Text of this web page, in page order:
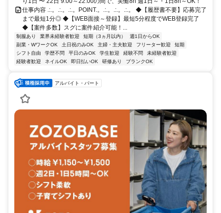
仕事内容 .:.。.:.。.:.。POINT.。.:.。.:.。.:.。 ◆【履歴書不要】応募完了
まで最短1分◎ ◆【WEB面接～登録】最短5分程度でWEB登録完了
◆【案件多数】スグに案件紹介可能！...
制服あり 業界未経験者歓迎 短期（3ヵ月以内）
週1日からOK
副業・WワークOK
土日祝のみOK 主婦・主夫歓迎 フリーター歓迎
短期
シフト自由
学歴不問 平日のみOK 学生歓迎 経験不問
未経験者歓迎
経験者歓迎
ネイルOK 即日払いOK 研修あり ブランクOK
アルバイト・パート